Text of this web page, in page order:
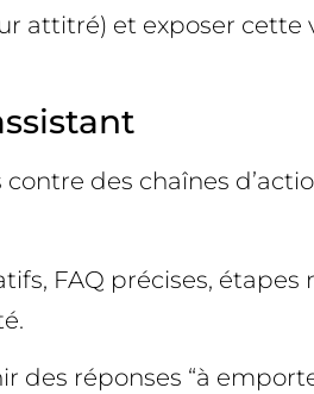
attitré) et exposer cette
des chaînes
FAQ précises, étapes
des réponses “à